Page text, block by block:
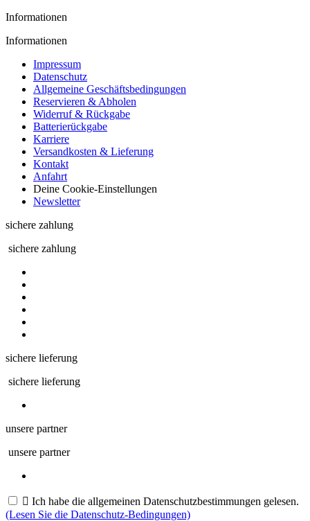
Informationen
Informationen
Impressum
Datenschutz
Allgemeine Geschäftsbedingungen
Reservieren & Abholen
Widerruf & Rückgabe
Batterierückgabe
Karriere
Versandkosten & Lieferung
Kontakt
Anfahrt
Deine Cookie-Einstellungen
Newsletter
sichere zahlung
sichere zahlung
sichere lieferung
sichere lieferung
unsere partner
unsere partner
 Ich habe die allgemeinen Datenschutzbestimmungen gelesen.
(Lesen Sie die Datenschutz-Bedingungen)